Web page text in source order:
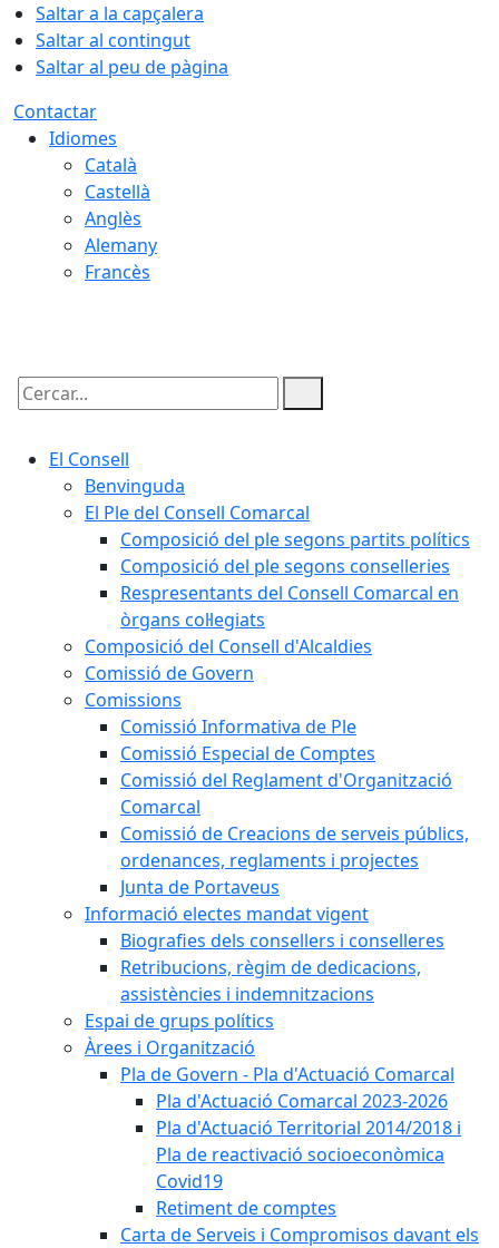
Saltar a la capçalera
Saltar al contingut
Saltar al peu de pàgina
Contactar
Idiomes
Català
Castellà
Anglès
Alemany
Francès
Cercar:
El Consell
Benvinguda
El Ple del Consell Comarcal
Composició del ple segons partits polítics
Composició del ple segons conselleries
Respresentants del Consell Comarcal en
òrgans col·legiats
Composició del Consell d'Alcaldies
Comissió de Govern
Comissions
Comissió Informativa de Ple
Comissió Especial de Comptes
Comissió del Reglament d'Organització
Comarcal
Comissió de Creacions de serveis públics,
ordenances, reglaments i projectes
Junta de Portaveus
Informació electes mandat vigent
Biografies dels consellers i conselleres
Retribucions, règim de dedicacions,
assistències i indemnitzacions
Espai de grups polítics
Àrees i Organització
Pla de Govern - Pla d'Actuació Comarcal
Pla d'Actuació Comarcal 2023-2026
Pla d'Actuació Territorial 2014/2018 i
Pla de reactivació socioeconòmica
Covid19
Retiment de comptes
Carta de Serveis i Compromisos davant els